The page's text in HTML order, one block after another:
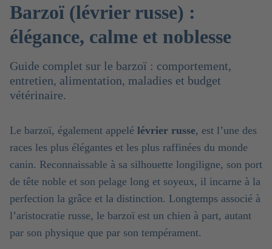
Barzoï (lévrier russe) :
élégance, calme et noblesse
Guide complet sur le barzoï : comportement,
entretien, alimentation, maladies et budget
vétérinaire.
Le barzoï, également appelé lévrier russe, est l’une des
races les plus élégantes et les plus raffinées du monde
canin. Reconnaissable à sa silhouette longiligne, son port
de tête noble et son pelage long et soyeux, il incarne à la
perfection la grâce et la distinction. Longtemps associé à
l’aristocratie russe, le barzoï est un chien à part, autant
par son physique que par son tempérament.